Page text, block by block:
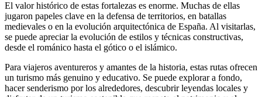
El valor histórico de estas fortalezas es enorme. Muchas de ellas
jugaron papeles clave en la defensa de territorios, en batallas
medievales o en la evolución arquitectónica de España. Al visitarlas,
se puede apreciar la evolución de estilos y técnicas constructivas,
desde el románico hasta el gótico o el islámico.
Para viajeros aventureros y amantes de la historia, estas rutas ofrecen
un turismo más genuino y educativo. Se puede explorar a fondo,
hacer senderismo por los alrededores, descubrir leyendas locales y